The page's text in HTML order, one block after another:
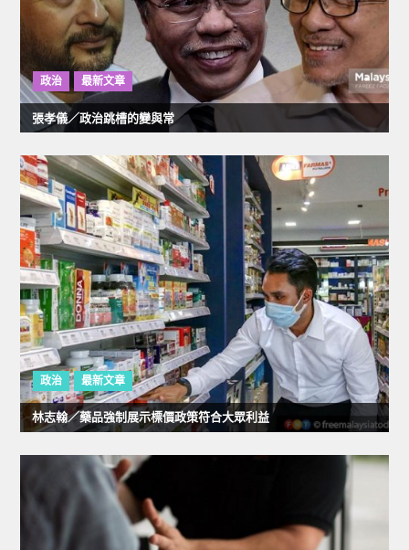
政治 最新文章
張孝儀／政治跳槽的變與常
政治 最新文章
林志翰／藥品強制展示標價政策符合大眾利益